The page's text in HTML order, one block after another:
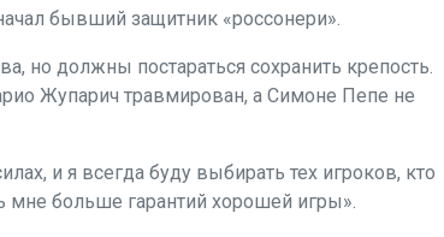
бывший защитник «россонери».
должны постараться сохранить крепость.
Жупарич травмирован, а Симоне Пепе не
и я всегда буду выбирать тех игроков, кто
больше гарантий хорошей игры».